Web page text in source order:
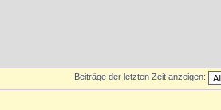
Beiträge der letzten Zeit anzeigen: